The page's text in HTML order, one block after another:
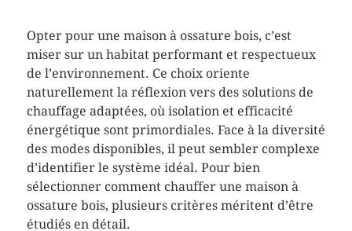
Opter pour une maison à ossature bois, c’est
miser sur un habitat performant et respectueux
de l’environnement. Ce choix oriente
naturellement la réflexion vers des solutions de
chauffage adaptées, où isolation et efficacité
énergétique sont primordiales. Face à la diversité
des modes disponibles, il peut sembler complexe
d’identifier le système idéal. Pour bien
sélectionner comment chauffer une maison à
ossature bois, plusieurs critères méritent d’être
étudiés en détail.